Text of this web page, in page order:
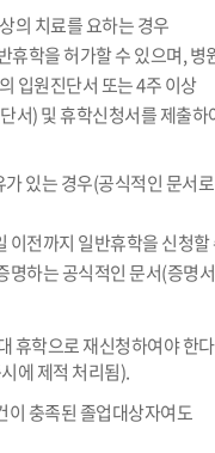
의 치료를 요하는 경우
휴학을 허가할 수 있으며, 병
입원진단서 또는 4주 이상
서) 및 휴학신청서를 제출하
있는 경우(공식적인 문서로
이전까지 일반휴학을 신청할
명하는 공식적인 문서(증명
휴학으로 재신청하여야 한
에 제적 처리됨).
이 충족된 졸업대상자여도